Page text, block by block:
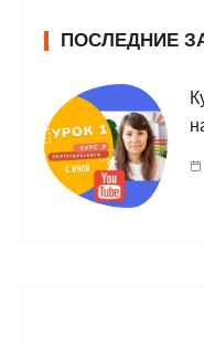
ПОСЛЕДНИЕ